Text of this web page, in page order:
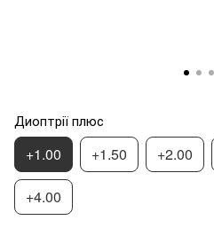
Диоптрії плюс
+1.00 +1.50 +2.00
+4.00